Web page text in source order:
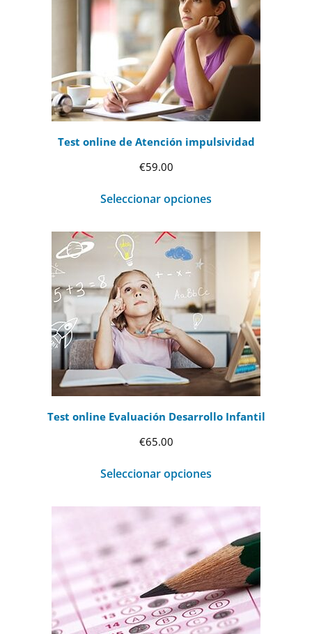
Test online de Atención impulsividad
€59.00
Seleccionar opciones
Test online Evaluación Desarrollo Infantil
€65.00
Seleccionar opciones